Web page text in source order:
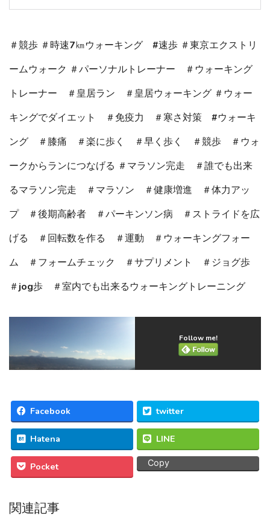
＃競歩 ＃時速7㎞ウォーキング #速歩 ＃東京エクストリ
ームウォーク ＃パーソナルトレーナー ＃ウォーキング
トレーナー ＃皇居ラン ＃皇居ウォーキング ＃ウォー
キングでダイエット ＃免疫力 ＃寒さ対策 #ウォーキ
ング ＃膝痛 ＃楽に歩く ＃早く歩く ＃競歩 ＃ウォ
ークからランにつなげる ＃マラソン完走 ＃誰でも出来
るマラソン完走 ＃マラソン ＃健康増進 ＃体力アッ
プ ＃後期高齢者 ＃パーキンソン病 ＃ストライドを広
げる ＃回転数を作る ＃運動 ＃ウォーキングフォー
ム ＃フォームチェック ＃サプリメント ＃ジョグ歩
＃jog歩 ＃室内でも出来るウォーキングトレーニング
Follow me!
Facebook twitter
Hatena LINE
Pocket Copy
関連記事